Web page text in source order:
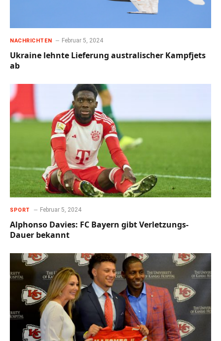
NACHRICHTEN Februar 5, 2024
Ukraine lehnte Lieferung australischer Kampfjets
ab
SPORT Februar 5, 2024
Alphonso Davies: FC Bayern gibt Verletzungs-
Dauer bekannt